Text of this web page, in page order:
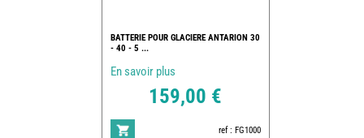
BATTERIE POUR GLACIERE ANTARION 30
- 40 - 5 ...
En savoir plus
159,00 €
ref : FG1000